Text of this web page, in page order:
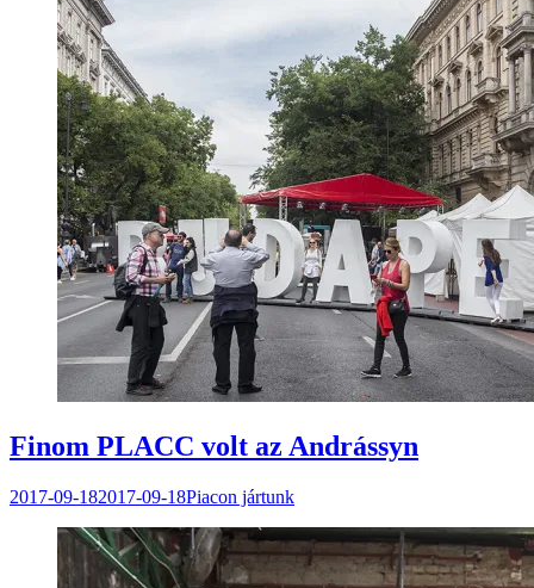
Finom PLACC volt az Andrássyn
2017-09-182017-09-18Piacon jártunk